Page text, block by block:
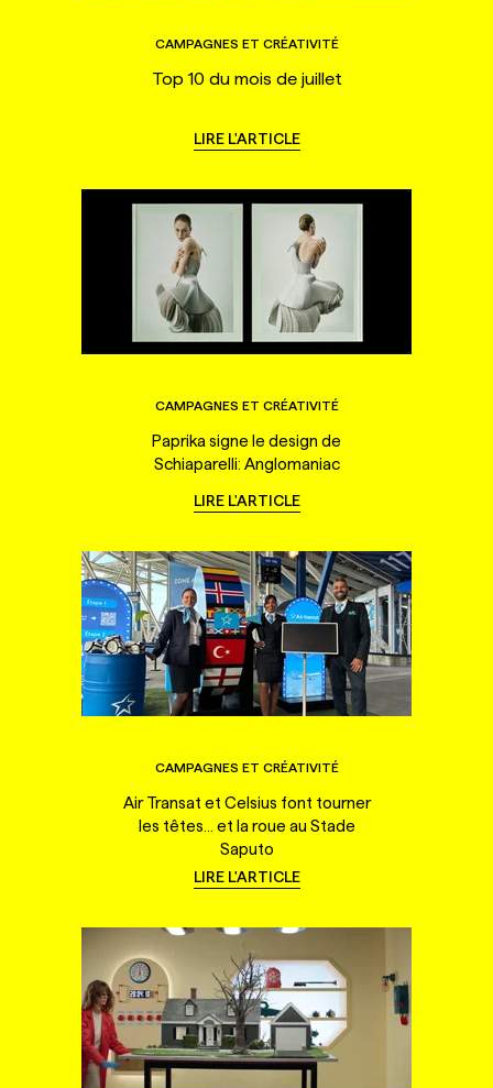
CAMPAGNES ET CRÉATIVITÉ
Top 10 du mois de juillet
LIRE L'ARTICLE
CAMPAGNES ET CRÉATIVITÉ
Paprika signe le design de
Schiaparelli: Anglomaniac
LIRE L'ARTICLE
CAMPAGNES ET CRÉATIVITÉ
Air Transat et Celsius font tourner
les têtes... et la roue au Stade
Saputo
LIRE L'ARTICLE